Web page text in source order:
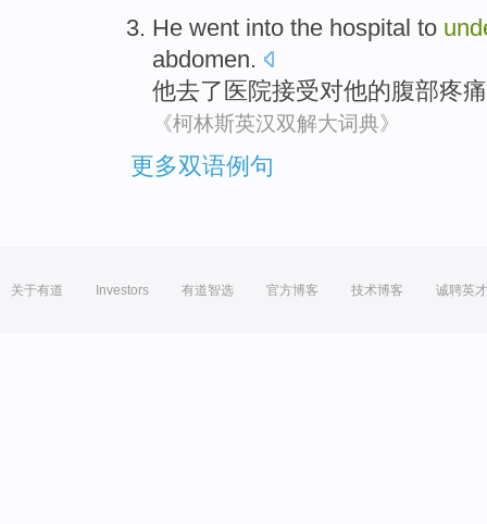
He went into the hospital to
abdomen.
他去了 医院接受对他的腹部疼痛
《柯林斯英汉双解大词典》
更多双语例句
关于有道 Investors 有道智选 官方博客 技术博客 诚聘英才